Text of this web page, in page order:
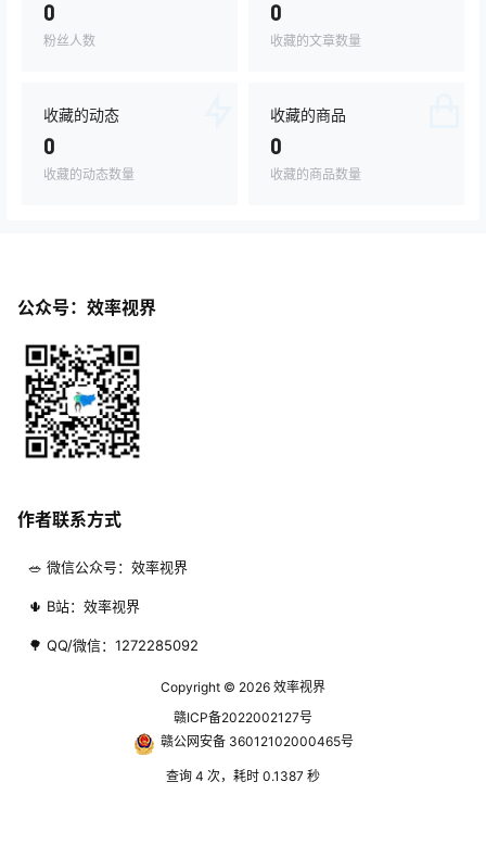
0
粉丝人数
0
收藏的文章数量
收藏的动态
0
收藏的动态数量
收藏的商品
0
收藏的商品数量
公众号：效率视界
作者联系方式
🥗 微信公众号：效率视界
🌵 B站：效率视界
🌳 QQ/微信：1272285092
Copyright © 2026 效率视界
赣ICP备2022002127号
赣公网安备 36012102000465号
查询 4 次，耗时 0.1387 秒